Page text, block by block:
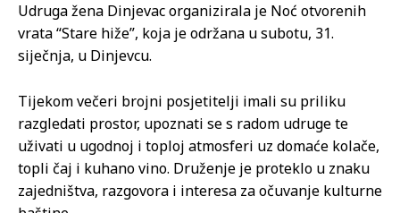
Udruga žena Dinjevac organizirala je Noć otvorenih
vrata “Stare hiže”, koja je održana u subotu, 31.
siječnja, u Dinjevcu.
Tijekom večeri brojni posjetitelji imali su priliku
razgledati prostor, upoznati se s radom udruge te
uživati u ugodnoj i toploj atmosferi uz domaće kolače,
topli čaj i kuhano vino. Druženje je proteklo u znaku
zajedništva, razgovora i interesa za očuvanje kulturne